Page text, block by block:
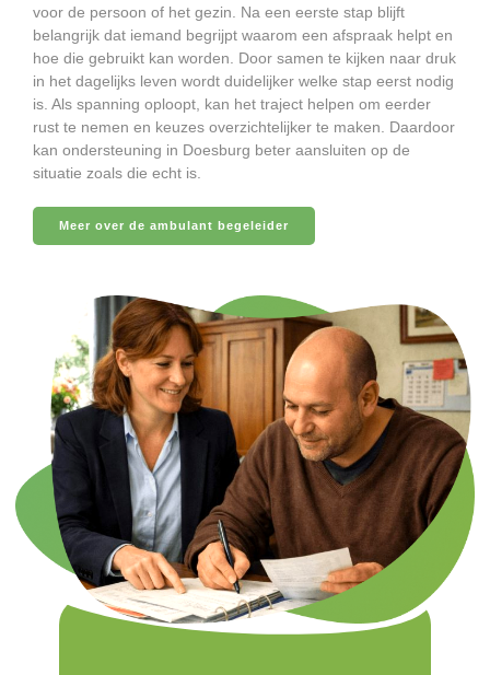
voor de persoon of het gezin. Na een eerste stap blijft
belangrijk dat iemand begrijpt waarom een afspraak helpt en
hoe die gebruikt kan worden. Door samen te kijken naar druk
in het dagelijks leven wordt duidelijker welke stap eerst nodig
is. Als spanning oploopt, kan het traject helpen om eerder
rust te nemen en keuzes overzichtelijker te maken. Daardoor
kan ondersteuning in Doesburg beter aansluiten op de
situatie zoals die echt is.
Meer over de ambulant begeleider